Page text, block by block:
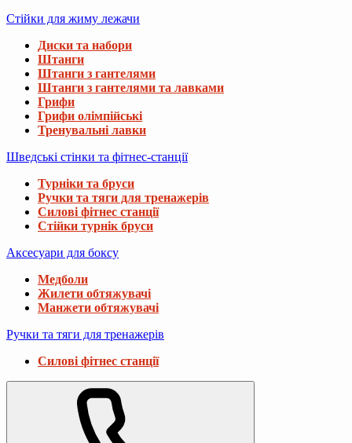
Стійки для жиму лежачи
Диски та набори
Штанги
Штанги з гантелями
Штанги з гантелями та лавками
Грифи
Грифи олімпійські
Тренувальні лавки
Шведські стінки та фітнес-станції
Турніки та бруси
Ручки та тяги для тренажерів
Силові фітнес станції
Стійки турнік бруси
Аксесуари для боксу
Медболи
Жилети обтяжувачі
Манжети обтяжувачі
Ручки та тяги для тренажерів
Силові фітнес станції